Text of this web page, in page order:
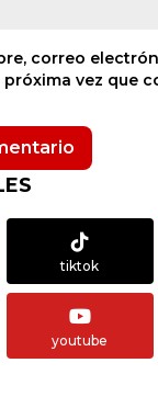
correo
vez que
tiktok
youtube